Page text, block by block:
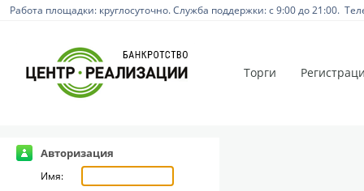
Работа площадки: круглосуточно. Служба поддержки: с 9:00 до 21:00.
Торги
Авторизация
Имя: